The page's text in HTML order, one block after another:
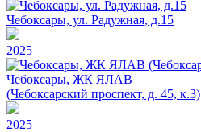
Чебоксары, ул. Радужная, д.15
2025
Чебоксары, ЖК ЯЛАВ
(Чебоксарский проспект, д. 45, к.3)
2025